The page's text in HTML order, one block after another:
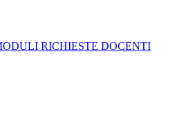
RICHIESTE DOCENTI